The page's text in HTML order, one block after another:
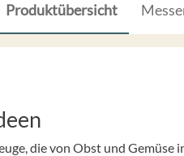
Produktübersicht
die von Obst und Gemüse